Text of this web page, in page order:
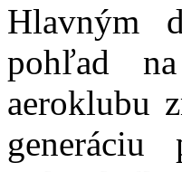
Hlavným
pohľad
aeroklubu